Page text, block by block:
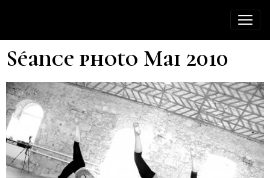
Séance photo Mai 2010